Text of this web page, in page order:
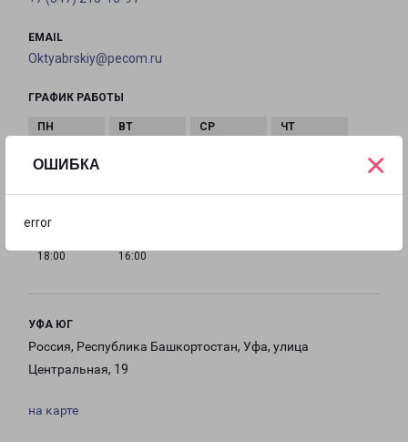
ОШИБКА
error
×
EMAIL
Oktyabrskiy@pecom.ru
ГРАФИК РАБОТЫ
с 09:00 до
18:00
16:00
УФА ЮГ
Россия, Республика Башкортостан, Уфа, улица
Центральная, 19
на карте